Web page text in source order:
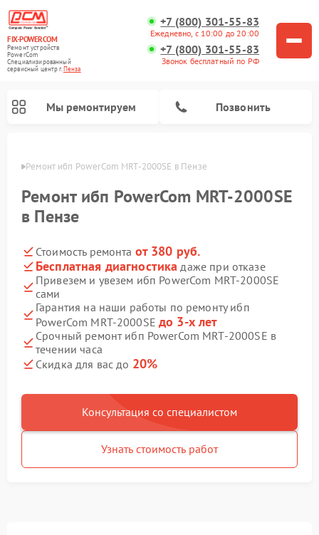
FIX-POWERCOM
Ремонт устройств
PowerCom
Специализированный
cервисный центр г.Пенза
+7 (800) 301-55-83
Ежедневно, с 10:00 до 20:00
+7 (800) 301-55-83
Звонок бесплатный по РФ
Мы ремонтируем Позвонить
Ремонт ибп PowerCom MRT-2000SE в Пензе
Ремонт ибп PowerCom MRT-2000SE
в Пензе
Стоимость ремонта от 380 руб.
Бесплатная диагностика даже при отказе
Привезем и увезем ибп PowerCom MRT-2000SE
сами
Гарантия на наши работы по ремонту ибп
PowerCom MRT-2000SE до 3-х лет
Срочный ремонт ибп PowerCom MRT-2000SE в
течении часа
Скидка для вас до 20%
Консультация со специалистом
Узнать стоимость работ